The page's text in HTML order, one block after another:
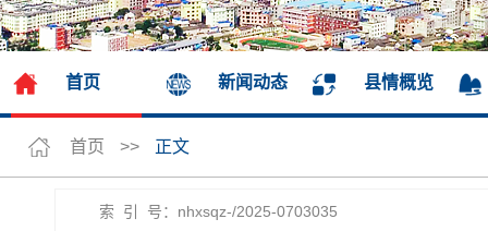
首页 新闻动态 县情概览
首页 >> 正文
索 引 号：nhxsqz-/2025-0703035